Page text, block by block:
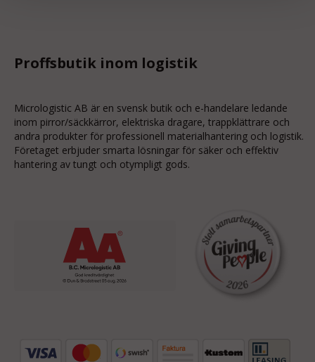
Proffsbutik inom logistik
Micrologistic AB är en svensk butik och e-handelare ledande
inom pirror/säckkärror, elektriska dragare, trappklättrare och
andra produkter för professionell materialhantering och logistik.
Företaget erbjuder smarta lösningar för säker och effektiv
hantering av tungt och otympligt gods.